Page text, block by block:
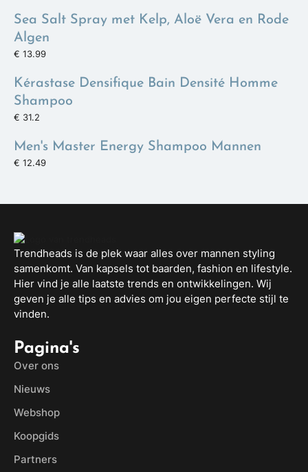
Sea Salt Spray met Kelp, Aloë Vera en Rode
Algen
€ 13.99
Kérastase Densifique Bain Densité Homme
Shampoo
€ 31.2
Men's Master Energy Shampoo Mannen
€ 12.49
Trendheads is de plek waar alles over mannen styling
samenkomt. Van kapsels tot baarden, fashion en lifestyle.
Hier vind je alle laatste trends en ontwikkelingen. Wij
geven je alle tips en advies om jou eigen perfecte stijl te
vinden.
Pagina's
Over ons
Nieuws
Webshop
Koopgids
Partners